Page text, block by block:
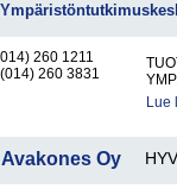
260 1211
260 3831
Lue
Avakones Oy